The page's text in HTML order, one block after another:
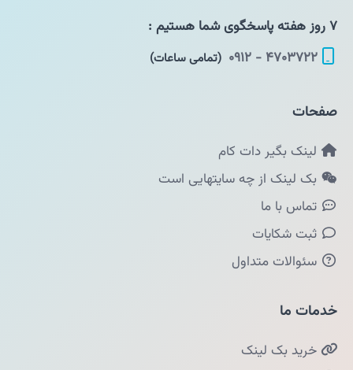
۷ روز هفته پاسخگوی شما هستیم :
۴۷۰۳۷۲۲ - ۰۹۱۲
(تمامی ساعات)
صفحات
لینک بگیر دات کام
بک لینک از چه سایتهایی است
تماس با ما
ثبت شکایات
سئوالات متداول
خدمات ما
خرید بک لینک